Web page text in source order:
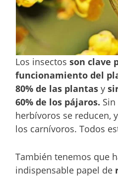
Los insectosson clave
funcionamiento del
80% de las plantas y
60% de los pájaros.
herbívoros se reducen,
los carnívoros. Todos
También tenemos que
indispensable papel de